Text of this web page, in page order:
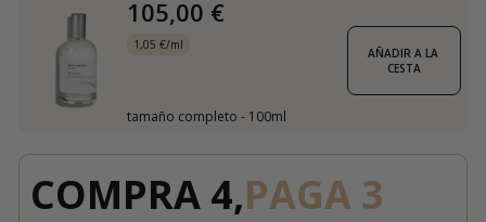
105,00 €
1,05 €/ml
tamaño completo - 100ml
AÑADIR A LA
CESTA
COMPRA 4,PAGA 3